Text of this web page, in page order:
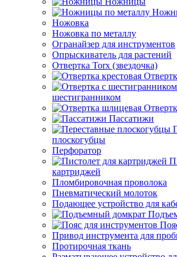
Ножовка
Ножовка по металлу
Огранайзер для инструментов
Опрыскиватель для растений
Отвертка Torx (звездочка)
шестигранником
Пассатижи
плоскогубцы
Перфоратор
картриджей
Пломбировочная проволока
Пневматический молоток
Подающее устройство для
Привод инструмента для
Протирочная ткань